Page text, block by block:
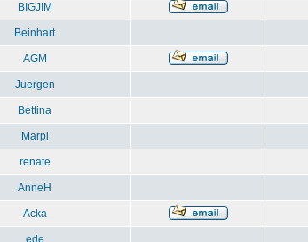
BIGJIM
Beinhart
AGM
Juergen
Bettina
Marpi
renate
AnneH
Acka
ede